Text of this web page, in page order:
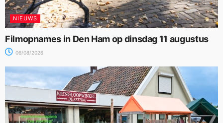
NIEUWS
Filmopnames in Den Ham op dinsdag 11 augustus
06/08/2026